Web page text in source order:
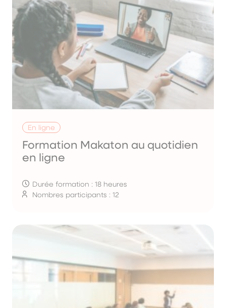
En ligne
Formation Makaton au quotidien
en ligne
Durée formation : 18 heures
Nombres participants : 12